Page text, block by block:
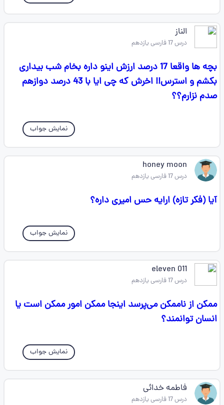
الناز
درس 17 فارسی یازدهم
بچه ها واقعا 17 درصد ارزش اینو داره بخام شب بیداری
بکشم و استرس!! اخرش که چی ایا با 43 درصد دوازهم
صدم نزارم؟؟
نمایش جواب
honey moon
درس 17 فارسی یازدهم
آیا (فکر تازه) ارایه حس امیری داره؟
نمایش جواب
011 eleven
درس 17 فارسی یازدهم
ممکن از ناممکن می‌پرسد اینجا ممکن امور ممکن است یا
انسان توانمند؟
نمایش جواب
فاطمه خدائی
درس 17 فارسی یازدهم